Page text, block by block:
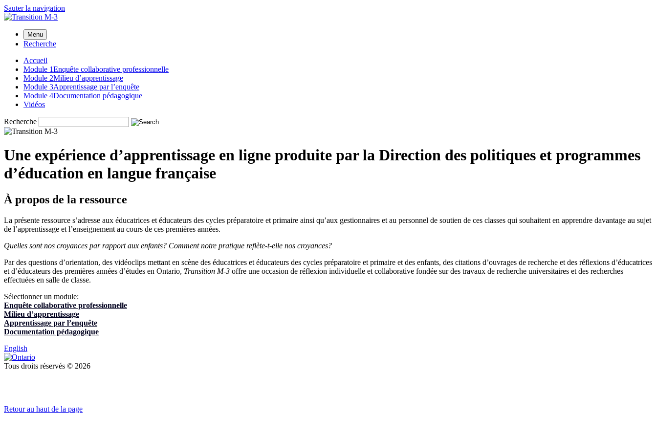
Sauter la navigation
Menu
Recherche
Accueil
Module 1Enquête collaborative professionnelle
Module 2Milieu d’apprentissage
Module 3Apprentissage par l’enquête
Module 4Documentation pédagogique
Vidéos
Recherche
Une expérience d’apprentissage en ligne produite par la Direction des politiques et programmes
d’éducation en langue française
À propos de la ressource
La présente ressource s’adresse aux éducatrices et éducateurs des cycles préparatoire et primaire ainsi qu’aux gestionnaires et au personnel de soutien de ces classes qui souhaitent en apprendre davantage au sujet
de l’apprentissage et l’enseignement au cours de ces premières années.
Quelles sont nos croyances par rapport aux enfants? Comment notre pratique reflète-t-elle nos croyances?
Par des questions d’orientation, des vidéoclips mettant en scène des éducatrices et éducateurs des cycles préparatoire et primaire et des enfants, des citations d’ouvrages de recherche et des réflexions d’éducatrices
et d’éducateurs des premières années d’études en Ontario, Transition M-3 offre une occasion de réflexion individuelle et collaborative fondée sur des travaux de recherche universitaires et des recherches
effectuées en salle de classe.
Sélectionner un module:
Enquête collaborative professionnelle
Milieu d’apprentissage
Apprentissage par l’enquête
Documentation pédagogique
English
Tous droits réservés © 2026
Retour au haut de la page